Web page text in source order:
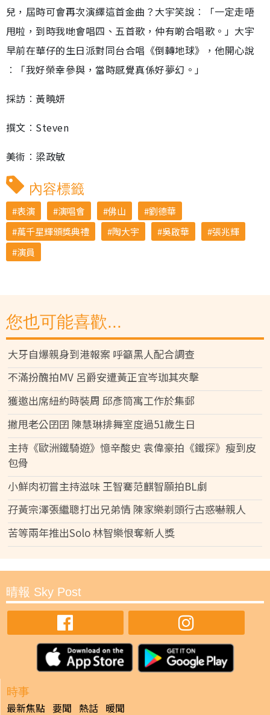
兒，屆時可會再次演繹這首金曲？大宇笑說︰「一定走唔
甩啦，到時我哋會唱四、五首歌，仲有啲合唱歌。」大宇
早前在華仔的生日派對同台合唱《倒轉地球》，他開心說
︰「我好榮幸參與，當時感覺真係好夢幻。」
採訪︰黃曉妍
撰文︰Steven
美術︰梁政敏
內容標籤
表演 演唱會 佛山
劉德華
萬千星輝頒獎典禮
陶大宇 吳啟華
張兆輝
演員
您也可能喜歡...
大牙自爆親身到港報案 呼籲黑人配合調查
不滿扮醜拍MV 呂爵安遭黃正宜岑珈其夾擊
獲邀出席紐約時裝周 邱彥筒寓工作於集郵
撇甩老公囝囝 陳慧琳排舞室度過51歲生日
主持《歐洲鐵騎遊》憶辛酸史 袁偉豪拍《鐵探》瘦到皮
包骨
小鮮肉初嘗主持滋味 王智騫范麒智願拍BL劇
孖黃宗澤張繼聰打出兄弟情 陳家樂剃頭行古惑嚇親人
苦等兩年推出Solo 林智樂恨奪新人獎
晴報 Sky Post
時事
最新焦點 要聞 熱話 暖聞